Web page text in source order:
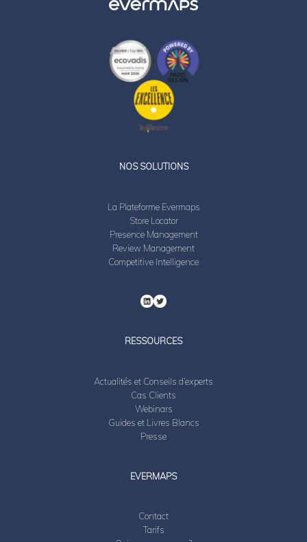
NOS SOLUTIONS
La Plateforme Evermaps
Store Locator
Presence Management
Review Management
Competitive Intelligence
RESSOURCES
Actualités et Conseils d’experts
Cas Clients
Webinars
Guides et Livres Blancs
Presse
EVERMAPS
Contact
Tarifs